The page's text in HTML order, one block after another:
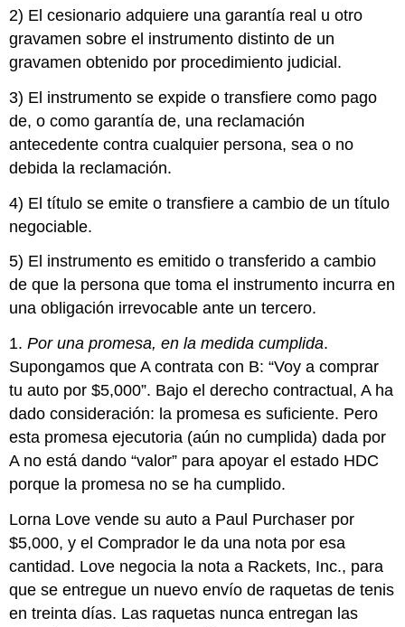
2) El cesionario adquiere una garantía real u otro
gravamen sobre el instrumento distinto de un
gravamen obtenido por procedimiento judicial.
3) El instrumento se expide o transfiere como pago
de, o como garantía de, una reclamación
antecedente contra cualquier persona, sea o no
debida la reclamación.
4) El título se emite o transfiere a cambio de un título
negociable.
5) El instrumento es emitido o transferido a cambio
de que la persona que toma el instrumento incurra en
una obligación irrevocable ante un tercero.
1.Por una promesa, en la medida cumplida.
Supongamos que A contrata con B: “Voy a comprar
tu auto por $5,000”. Bajo el derecho contractual, A ha
dado consideración: la promesa es suficiente. Pero
esta promesa ejecutoria (aún no cumplida) dada por
A no está dando “valor” para apoyar el estado HDC
porque la promesa no se ha cumplido.
Lorna Love vende su auto a Paul Purchaser por
$5,000, y el Comprador le da una nota por esa
cantidad. Love negocia la nota a Rackets, Inc., para
que se entregue un nuevo envío de raquetas de tenis
en treinta días. Las raquetas nunca entregan las